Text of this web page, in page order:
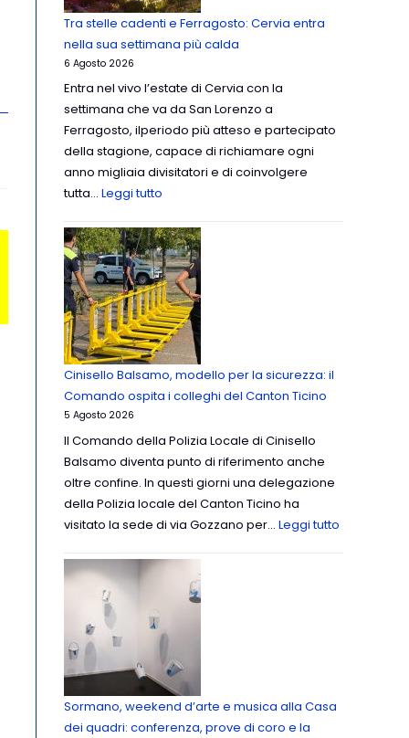
Tra stelle cadenti e Ferragosto: Cervia entra
nella sua settimana più calda
6 Agosto 2026
Entra nel vivo l’estate di Cervia con la
settimana che va da San Lorenzo a
Ferragosto, ilperiodo più atteso e partecipato
della stagione, capace di richiamare ogni
anno migliaia divisitatori e di coinvolgere
tutta… Leggi tutto
Cinisello Balsamo, modello per la sicurezza: il
Comando ospita i colleghi del Canton Ticino
5 Agosto 2026
Il Comando della Polizia Locale di Cinisello
Balsamo diventa punto di riferimento anche
oltre confine. In questi giorni una delegazione
della Polizia locale del Canton Ticino ha
visitato la sede di via Gozzano per… Leggi tutto
Sormano, weekend d’arte e musica alla Casa
dei quadri: conferenza, prove di coro e la